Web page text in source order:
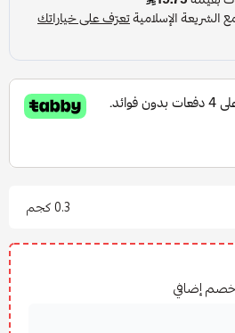
0.3 كجم
إضافي